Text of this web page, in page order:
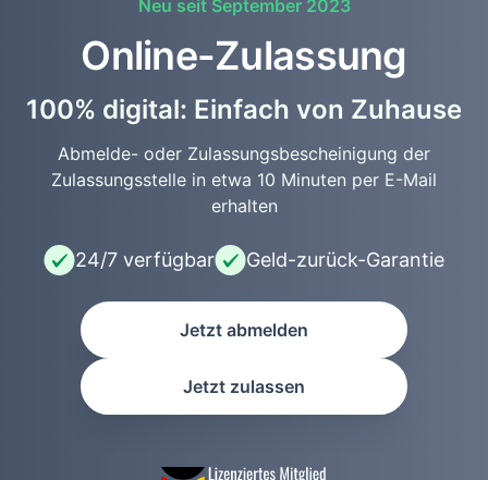
Neu seit September 2023
Online-Zulassung
100% digital: Einfach von Zuhause
Abmelde- oder Zulassungsbescheinigung der
Zulassungsstelle in etwa 10 Minuten per E-Mail
erhalten
24/7 verfügbar Geld-zurück-Garantie
Jetzt abmelden
Jetzt zulassen